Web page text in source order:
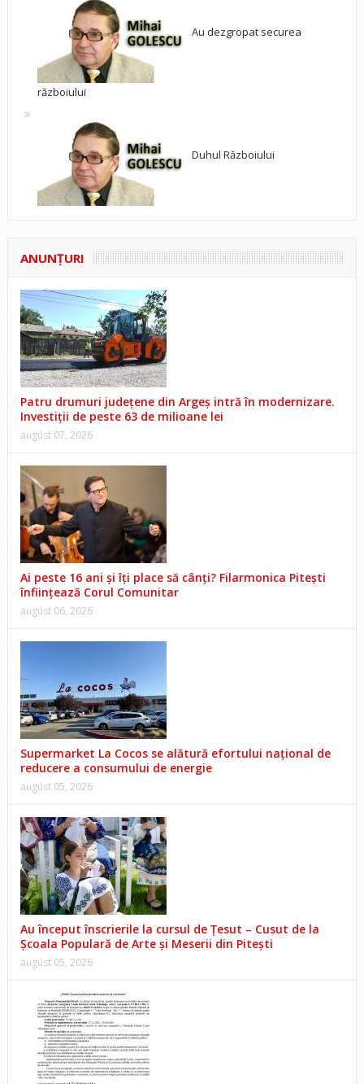
Au dezgropat securea
războiului
Duhul Războiului
ANUNŢURI
Patru drumuri județene din Argeș intră în modernizare.
Investiții de peste 63 de milioane lei
august 07, 2026
Ai peste 16 ani și îți place să cânți? Filarmonica Pitești
înființează Corul Comunitar
august 06, 2026
Supermarket La Cocos se alătură efortului național de
reducere a consumului de energie
august 05, 2026
Au început înscrierile la cursul de Țesut – Cusut de la
Școala Populară de Arte și Meserii din Pitești
august 05, 2026